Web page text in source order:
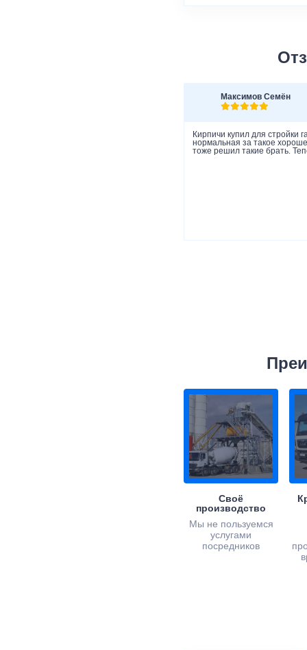
Максимов Семён
Кирпичи купил для стройки
нормальная за такое
тоже решил такие брать.
Своё
производство
Мы не пользуемся
услугами
посредников